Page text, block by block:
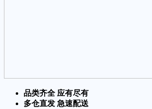
品类齐全 应有尽有
多仓直发 急速配送